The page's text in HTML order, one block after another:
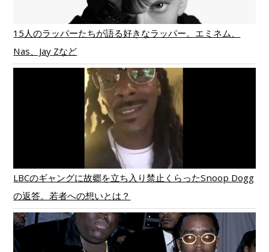
15人のラッパーたちが語る好きなラッパー。エミネム、
Nas、Jay Zなど
LBCのギャングに故郷を立ち入り禁止くらったSnoop Dogg
の返答。若者への想いとは？